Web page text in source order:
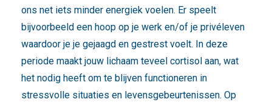
ons net iets minder energiek voelen. Er speelt
bijvoorbeeld een hoop op je werk en/of je privéleven
waardoor je je gejaagd en gestrest voelt. In deze
periode maakt jouw lichaam teveel cortisol aan, wat
het nodig heeft om te blijven functioneren in
stressvolle situaties en levensgebeurtenissen. Op